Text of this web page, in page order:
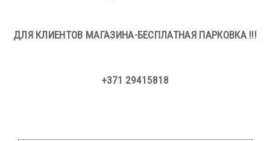
ДЛЯ КЛИЕНТОВ МАГАЗИНА-БЕСПЛАТНАЯ ПАРКОВКА !!!
+371 29415818